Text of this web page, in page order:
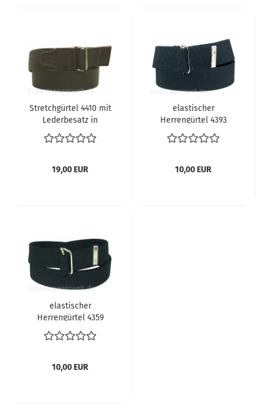
Stretchgürtel 4410 mit
Lederbesatz in
dunkelbraun
19,00 EUR
elastischer
Herrengürtel 4393
10,00 EUR
elastischer
Herrengürtel 4359
10,00 EUR